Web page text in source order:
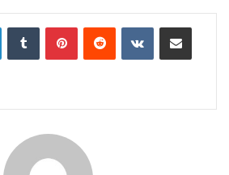
LinkedInTumblrPinterestReddit VKontakteShare via Email